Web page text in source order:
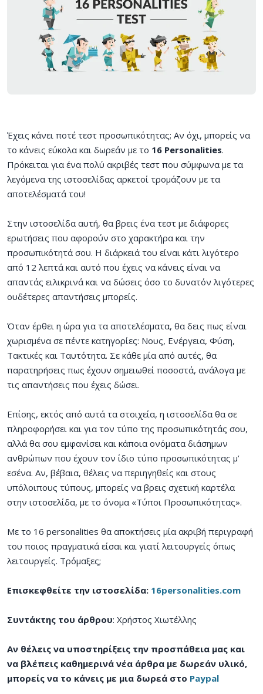
Έχεις κάνει ποτέ τεστ προσωπικότητας; Αν όχι, μπορείς να
το κάνεις εύκολα και δωρεάν με το 16 Personalities.
Πρόκειται για ένα πολύ ακριβές τεστ που σύμφωνα με τα
λεγόμενα της ιστοσελίδας αρκετοί τρομάζουν με τα
αποτελέσματά του!
Στην ιστοσελίδα αυτή, θα βρεις ένα τεστ με διάφορες
ερωτήσεις που αφορούν στο χαρακτήρα και την
προσωπικότητά σου. Η διάρκειά του είναι κάτι λιγότερο
από 12 λεπτά και αυτό που έχεις να κάνεις είναι να
απαντάς ειλικρινά και να δώσεις όσο το δυνατόν λιγότερες
ουδέτερες απαντήσεις μπορείς.
Όταν έρθει η ώρα για τα αποτελέσματα, θα δεις πως είναι
χωρισμένα σε πέντε κατηγορίες: Νους, Ενέργεια, Φύση,
Τακτικές και Ταυτότητα. Σε κάθε μία από αυτές, θα
παρατηρήσεις πως έχουν σημειωθεί ποσοστά, ανάλογα με
τις απαντήσεις που έχεις δώσει.
Επίσης, εκτός από αυτά τα στοιχεία, η ιστοσελίδα θα σε
πληροφορήσει και για τον τύπο της προσωπικότητάς σου,
αλλά θα σου εμφανίσει και κάποια ονόματα διάσημων
ανθρώπων που έχουν τον ίδιο τύπο προσωπικότητας μ’
εσένα. Αν, βέβαια, θέλεις να περιηγηθείς και στους
υπόλοιπους τύπους, μπορείς να βρεις σχετική καρτέλα
στην ιστοσελίδα, με το όνομα «Τύποι Προσωπικότητας».
Με το 16 personalities θα αποκτήσεις μία ακριβή περιγραφή
του ποιος πραγματικά είσαι και γιατί λειτουργείς όπως
λειτουργείς. Τρόμαξες;
Επισκεφθείτε την ιστοσελίδα: 16personalities.com
Συντάκτης του άρθρου: Χρήστος Χιωτέλλης
Αν θέλεις να υποστηρίξεις την προσπάθεια μας και
να βλέπεις καθημερινά νέα άρθρα με δωρεάν υλικό,
μπορείς να το κάνεις με μια δωρεά στο Paypal